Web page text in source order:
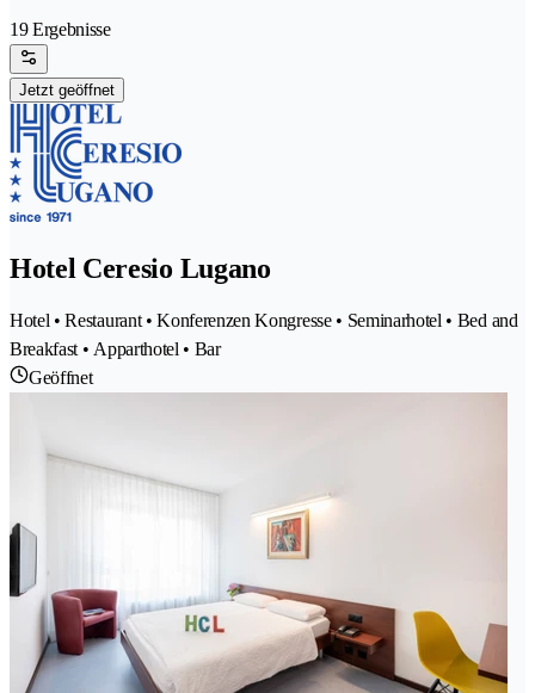
19 Ergebnisse
Jetzt geöffnet
Hotel Ceresio Lugano
Hotel • Restaurant • Konferenzen Kongresse • Seminarhotel • Bed and
Breakfast • Apparthotel • Bar
Geöffnet